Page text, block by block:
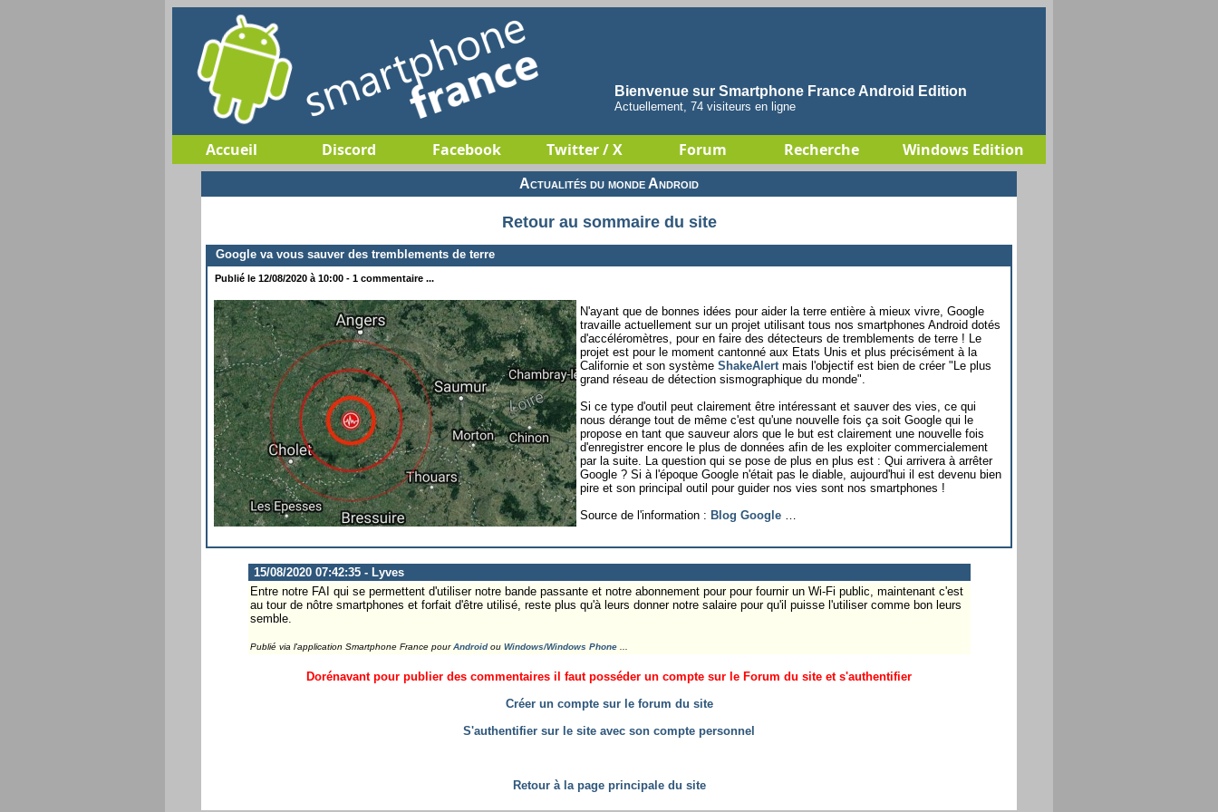
Bienvenue sur Smartphone France Android Edition
Actuellement, 74 visiteurs en ligne
Accueil Discord Facebook Twitter / X Forum Recherche Windows Edition
Actualités du monde Android
Retour au sommaire du site
Google va vous sauver des tremblements de terre
Publié le 12/08/2020 à 10:00 - 1 commentaire ...
N'ayant que de bonnes idées pour aider la terre entière à mieux vivre, Google
travaille actuellement sur un projet utilisant tous nos smartphones Android dotés
d'accéléromètres, pour en faire des détecteurs de tremblements de terre ! Le
projet est pour le moment cantonné aux Etats Unis et plus précisément à la
Californie et son système ShakeAlert mais l'objectif est bien de créer "Le plus
grand réseau de détection sismographique du monde".
Si ce type d'outil peut clairement être intéressant et sauver des vies, ce qui
nous dérange tout de même c'est qu'une nouvelle fois ça soit Google qui le
propose en tant que sauveur alors que le but est clairement une nouvelle fois
d'enregistrer encore le plus de données afin de les exploiter commercialement
par la suite. La question qui se pose de plus en plus est : Qui arrivera à arrêter
Google ? Si à l'époque Google n'était pas le diable, aujourd'hui il est devenu bien
pire et son principal outil pour guider nos vies sont nos smartphones !
Source de l'information : Blog Google
15/08/2020 07:42:35 - Lyves
Entre notre FAI qui se permettent d'utiliser notre bande passante et notre abonnement pour pour fournir un Wi-Fi public, maintenant c'est
au tour de nôtre smartphones et forfait d'être utilisé, reste plus qu'à leurs donner notre salaire pour qu'il puisse l'utiliser comme bon leurs
semble.
Publié via l'application Smartphone France pourAndroidou Windows/Windows Phone...
Dorénavant pour publier des commentaires il faut posséder un compte sur le Forum du site et s'authentifier
Créer un compte sur le forum du site
S'authentifier sur le site avec son compte personnel
Retour à la page principale du site